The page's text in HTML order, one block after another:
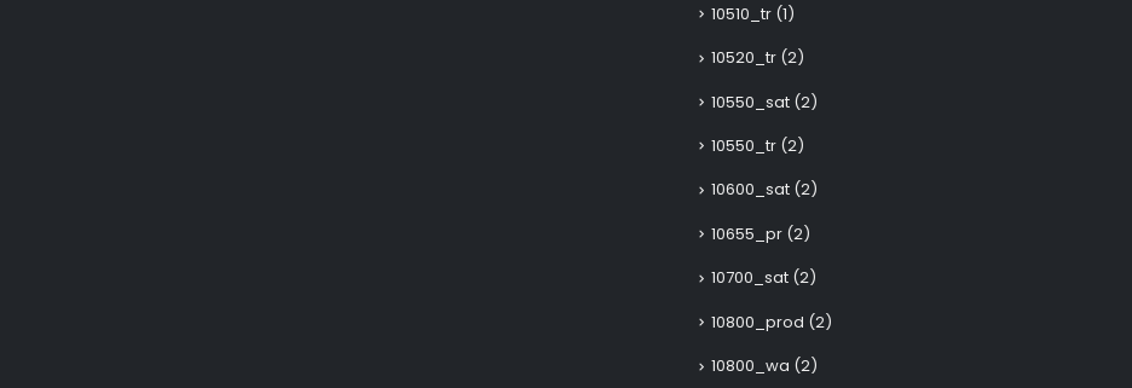
10510_tr (1)
10520_tr (2)
10550_sat (2)
10550_tr (2)
10600_sat (2)
10655_pr (2)
10700_sat (2)
10800_prod (2)
10800_wa (2)